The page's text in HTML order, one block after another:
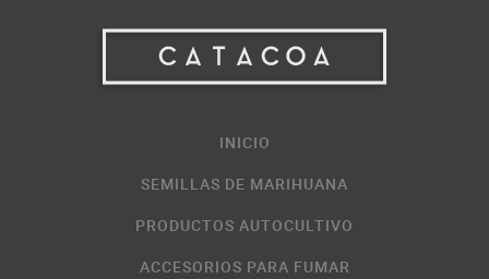
INICIO
SEMILLAS DE MARIHUANA
PRODUCTOS AUTOCULTIVO
ACCESORIOS PARA FUMAR